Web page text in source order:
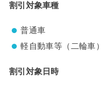
割引対象車種
普通車
軽自動車等（二輪車）
割引対象日時